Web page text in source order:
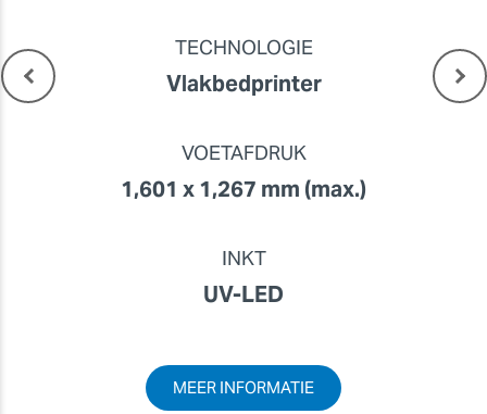
TECHNOLOGIE
Vlakbedprinter
VOETAFDRUK
1,601 x 1,267 mm (max.)
INKT
UV-LED
MEER INFORMATIE